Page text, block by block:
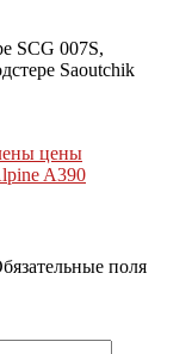
SCG 007S,
Saoutchik
цены
A390
поля